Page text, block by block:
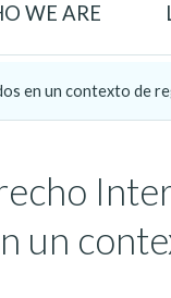
WE ARE
en un contexto de
un